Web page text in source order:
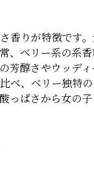
香りが特徴です
、ベリー系の系
芳醇さやウッデ
べ、ベリー独特
っぱさから女の